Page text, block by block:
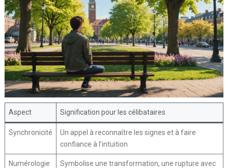
Aspect Signification pour les célibataires
Synchronicité
Un appel à reconnaître les signes et à faire
confiance à l’intuition
Numérologie
Symbolise une transformation, une rupture avec